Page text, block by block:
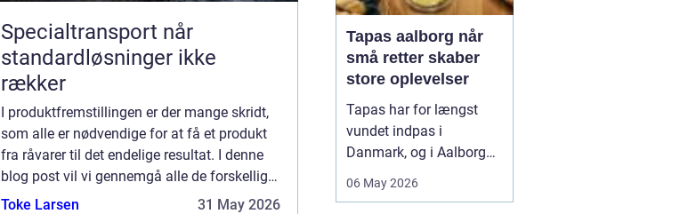
Specialtransport når
standardløsninger ikke
rækker
I produktfremstillingen er der mange skridt,
som alle er nødvendige for at få et produkt
fra råvarer til det endelige resultat. I denne
blog post vil vi gennemgå alle de forskellige
instanser og fabrikker, der er involveret i
Toke Larsen 31 May 2026
Tapas aalborg når
små retter skaber
store oplevelser
Tapas har for længst
vundet indpas i
Danmark, og i Aalborg
deres helt eget liv. Her
06 May 2026